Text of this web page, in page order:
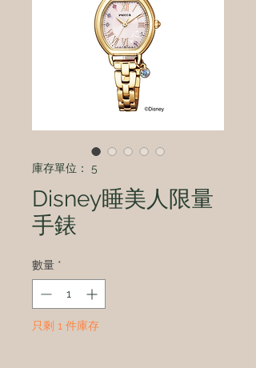
庫存單位： 5
Disney睡美人限量
手錶
數量 *
只剩 1 件庫存